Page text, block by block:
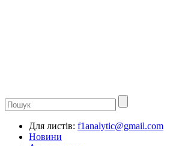
Для листів: f1analytic@gmail.com
Новини